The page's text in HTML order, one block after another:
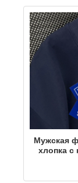
Мужская
хлопка с
2026,